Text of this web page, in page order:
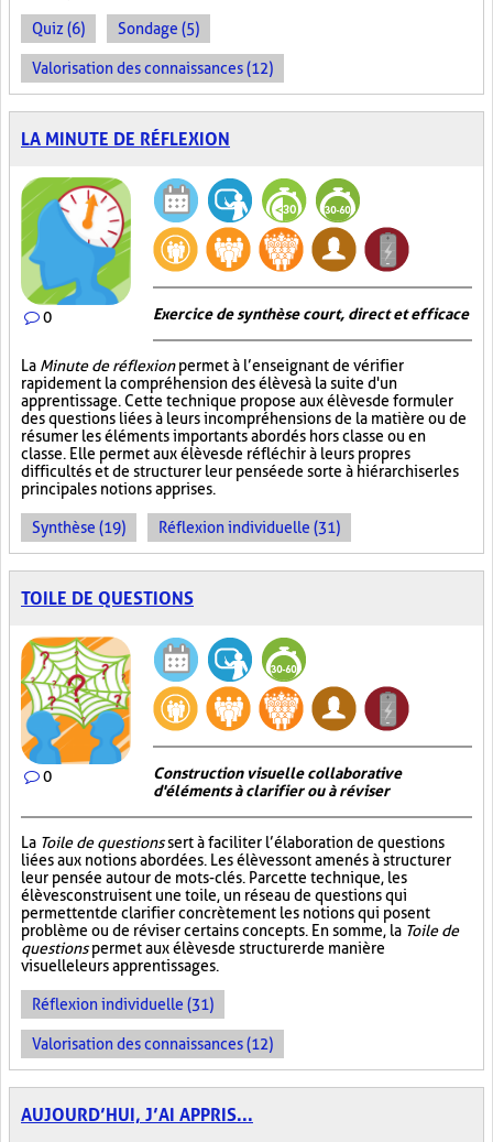
Quiz (6) Sondage (5)
Valorisation des connaissances (12)
LA MINUTE DE RÉFLEXION
0 Exercice de synthèse court, direct et efficace
La Minute de réflexionpermet à l’enseignant de vérifier
rapidement la compréhension des élèves à la suite d'un
apprentissage. Cette technique propose aux élèves de formuler
des questions liées à leurs incompréhensions de la matière ou de
résumer les éléments importants abordés hors classe ou en
classe. Elle permet aux élèves de réfléchir à leurs propres
difficultés et de structurer leur pensée de sorte à hiérarchiser les
principales notions apprises.
Synthèse (19) Réflexion individuelle (31)
TOILE DE QUESTIONS
0
Construction visuelle collaborative
d'éléments à clarifier ou à réviser
La Toile de questionssert à faciliter l’élaboration de questions
liées aux notions abordées. Les élèves sont amenés à structurer
leur pensée autour de mots-clés. Par cette technique, les
élèves construisent une toile, un réseau de questions qui
permettent de clarifier concrètement les notions qui posent
problème ou de réviser certains concepts. En somme, la Toile de
questionspermet aux élèves de structurer de manière
visuelle leurs apprentissages.
Réflexion individuelle (31)
Valorisation des connaissances (12)
AUJOURD’HUI, J’AI APPRIS...